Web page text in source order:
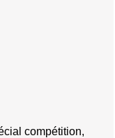
compétition,